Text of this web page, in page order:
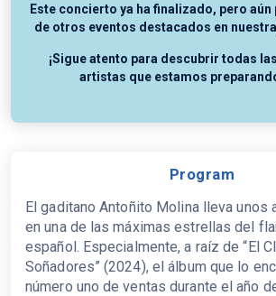
Program
El gaditano Antoñito Molina lleva unos
en una de las máximas estrellas del
español. Especialmente, a raíz de “El
Soñadores” (2024), el álbum que lo
número uno de ventas durante el año
Este concierto ya ha finalizado, pero
de otros eventos destacados en
¡Sigue atento para descubrir todas
artistas que estamos